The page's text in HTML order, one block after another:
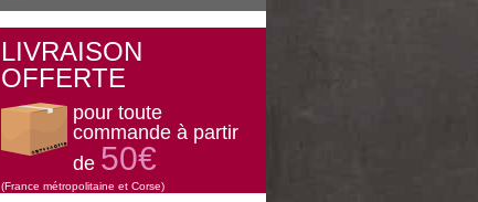
LIVRAISON
OFFERTE
pour toute
commande à partir
de 50€
(France métropolitaine et Corse)